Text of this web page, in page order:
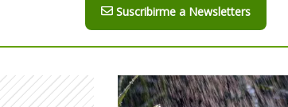
Suscribirme a Newsletters